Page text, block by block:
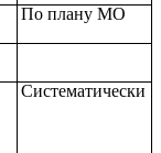
По плану МО
Систематически